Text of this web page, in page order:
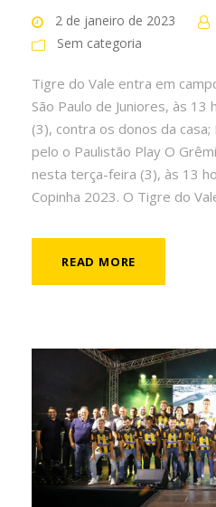
2 de janeiro de 2023
Sem categoria
Tigre do Vale entra em
São Paulo de Juniores, às
(3), contra os donos da
pelo o Paulistão Play O
nesta terça-feira (3), às 13
Copinha 2023. O Tigre do
READ MORE